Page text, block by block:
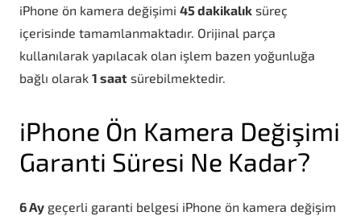
iPhone ön kamera değişimi 45 dakikalık süreç
içerisinde tamamlanmaktadır. Orijinal parça
kullanılarak yapılacak olan işlem bazen yoğunluğa
bağlı olarak 1 saat sürebilmektedir.
iPhone Ön Kamera Değişimi
Garanti Süresi Ne Kadar?
6 Ay geçerli garanti belgesi iPhone ön kamera değişim